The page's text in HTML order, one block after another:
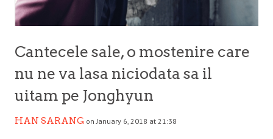
Cantecele sale, o mostenire care
nu ne va lasa niciodata sa il
uitam pe Jonghyun
HAN SARANG on January 6, 2018 at 21:38